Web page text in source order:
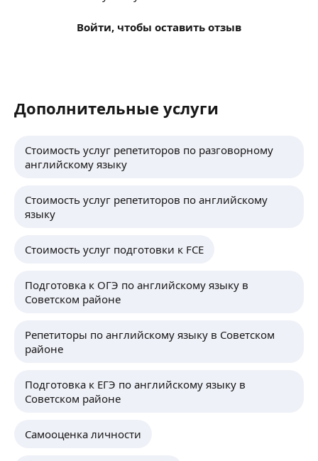
Войти, чтобы оставить отзыв
Дополнительные услуги
Стоимость услуг репетиторов по разговорному
английскому языку
Стоимость услуг репетиторов по английскому
языку
Стоимость услуг подготовки к FCE
Подготовка к ОГЭ по английскому языку в
Советском районе
Репетиторы по английскому языку в Советском
районе
Подготовка к ЕГЭ по английскому языку в
Советском районе
Самооценка личности